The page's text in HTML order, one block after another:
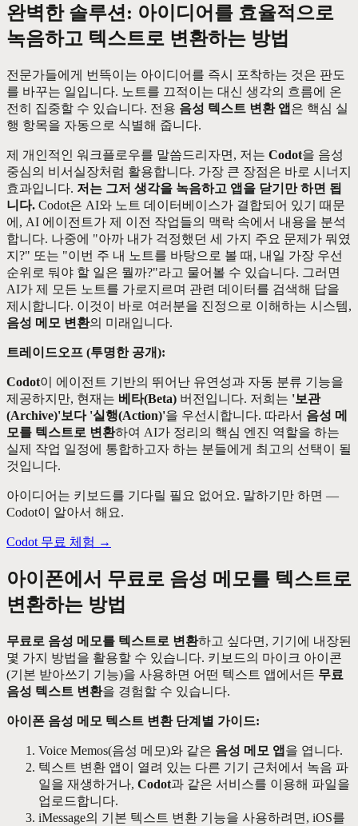
완벽한 솔루션: 아이디어를 효율적으로
녹음하고 텍스트로 변환하는 방법
전문가들에게 번뜩이는 아이디어를 즉시 포착하는 것은 판도
를 바꾸는 일입니다. 노트를 끄적이는 대신 생각의 흐름에 온
전히 집중할 수 있습니다. 전용 음성 텍스트 변환 앱 은 핵심 실
행 항목을 자동으로 식별해 줍니다.
제 개인적인 워크플로우를 말씀드리자면, 저는 Codot을 음성
중심의 비서실장처럼 활용합니다. 가장 큰 장점은 바로 시너지
효과입니다. 저는 그저 생각을 녹음하고 앱을 닫기만 하면 됩
니다. Codot은 AI와 노트 데이터베이스가 결합되어 있기 때문
에, AI 에이전트가 제 이전 작업들의 맥락 속에서 내용을 분석
합니다. 나중에 "아까 내가 걱정했던 세 가지 주요 문제가 뭐였
지?" 또는 "이번 주 내 노트를 바탕으로 볼 때, 내일 가장 우선
순위로 둬야 할 일은 뭘까?"라고 물어볼 수 있습니다. 그러면
AI가 제 모든 노트를 가로지르며 관련 데이터를 검색해 답을
제시합니다. 이것이 바로 여러분을 진정으로 이해하는 시스템,
음성 메모 변환의 미래입니다.
트레이드오프 (투명한 공개):
Codot이 에이전트 기반의 뛰어난 유연성과 자동 분류 기능을
제공하지만, 현재는 베타(Beta) 버전입니다. 저희는 '보관
(Archive)'보다 '실행(Action)'을 우선시합니다. 따라서 음성 메
모를 텍스트로 변환하여 AI가 정리의 핵심 엔진 역할을 하는
실제 작업 일정에 통합하고자 하는 분들에게 최고의 선택이 될
것입니다.
아이디어는 키보드를 기다릴 필요 없어요. 말하기만 하면 —
Codot이 알아서 해요.
Codot 무료 체험 →
아이폰에서 무료로 음성 메모를 텍스트로
변환하는 방법
무료로 음성 메모를 텍스트로 변환하고 싶다면, 기기에 내장된
몇 가지 방법을 활용할 수 있습니다. 키보드의 마이크 아이콘
(기본 받아쓰기 기능)을 사용하면 어떤 텍스트 앱에서든 무료
음성 텍스트 변환을 경험할 수 있습니다.
아이폰 음성 메모 텍스트 변환 단계별 가이드:
Voice Memos(음성 메모)와 같은 음성 메모 앱 을 엽니다.
텍스트 변환 앱이 열려 있는 다른 기기 근처에서 녹음 파
일을 재생하거나, Codot과 같은 서비스를 이용해 파일을
업로드합니다.
iMessage의 기본 텍스트 변환 기능을 사용하려면, iOS를